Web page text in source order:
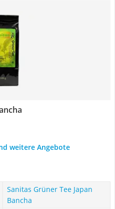
weitere Angebote
Sanitas Grüner Tee Japan
Bancha